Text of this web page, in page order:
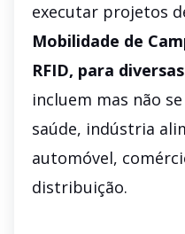
executar projetos
Mobilidade de
RFID, para
incluem mas não
saúde, indústria
automóvel,
distribuição.